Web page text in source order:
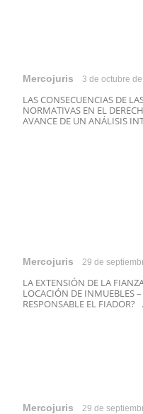
Mercojuris 3 de octubre
LAS CONSECUENCIAS DE
NORMATIVAS EN EL
AVANCE DE UN ANÁLISIS
Mercojuris 29 de
LA EXTENSIÓN DE LA
LOCACIÓN DE INMUEBLES
RESPONSABLE EL FIADOR?
Mercojuris 29 de